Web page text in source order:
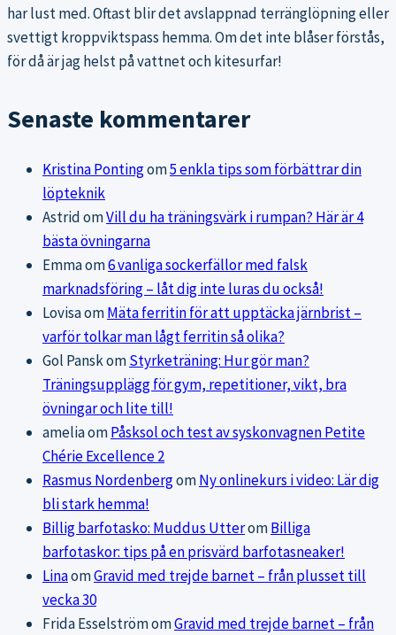
har lust med. Oftast blir det avslappnad terränglöpning eller
svettigt kroppviktspass hemma. Om det inte blåser förstås,
för då är jag helst på vattnet och kitesurfar!
Senaste kommentarer
Kristina Pontingom5 enkla tips som förbättrar din
löpteknik
AstridomVill du ha träningsvärk i rumpan? Här är 4
bästa övningarna
Emmaom6 vanliga sockerfällor med falsk
marknadsföring – låt dig inte luras du också!
LovisaomMäta ferritin för att upptäcka järnbrist –
varför tolkar man lågt ferritin så olika?
Gol PanskomStyrketräning: Hur gör man?
Träningsupplägg för gym, repetitioner, vikt, bra
övningar och lite till!
ameliaomPåsksol och test av syskonvagnen Petite
Chérie Excellence 2
Rasmus NordenbergomNy onlinekurs i video: Lär dig
bli stark hemma!
Billig barfotasko: Muddus UtteromBilliga
barfotaskor: tips på en prisvärd barfotasneaker!
LinaomGravid med trejde barnet – från plusset till
vecka 30
Frida EsselströmomGravid med trejde barnet – från